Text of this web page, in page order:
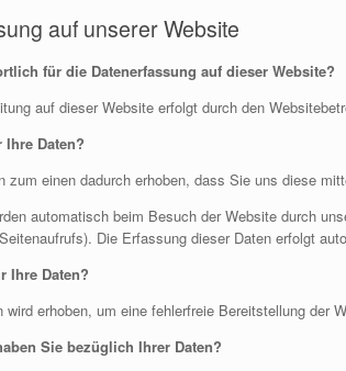
auf unserer Website
für die Datenerfassung auf dieser Website?
auf dieser Website erfolgt durch den
Ihre Daten?
zum einen dadurch erhoben, dass Sie uns diese
automatisch beim Besuch der Website durch
Die Erfassung dieser Daten erfolgt
Ihre Daten?
wird erhoben, um eine fehlerfreie Bereitstellung der
Sie bezüglich Ihrer Daten?